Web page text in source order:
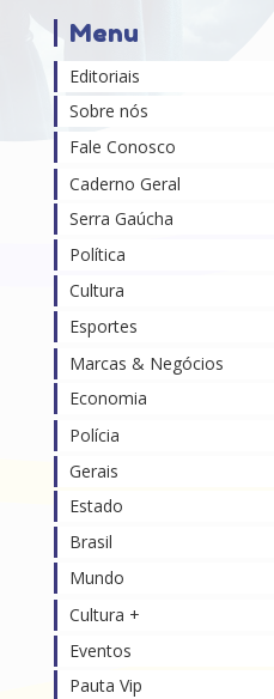
Menu
Editoriais
Sobre nós
Fale Conosco
Caderno Geral
Serra Gaúcha
Política
Cultura
Esportes
Marcas & Negócios
Economia
Polícia
Gerais
Estado
Brasil
Mundo
Cultura +
Eventos
Pauta Vip